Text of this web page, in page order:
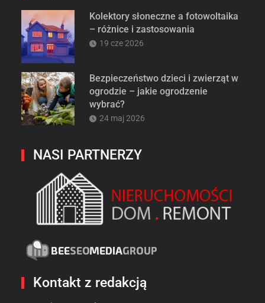
Kolektory słoneczne a fotowoltaika
– różnice i zastosowania
19 cze 2026
Bezpieczeństwo dzieci i zwierząt w
ogrodzie – jakie ogrodzenie
wybrać?
24 maj 2026
NASI PARTNERZY
Kontakt z redakcją